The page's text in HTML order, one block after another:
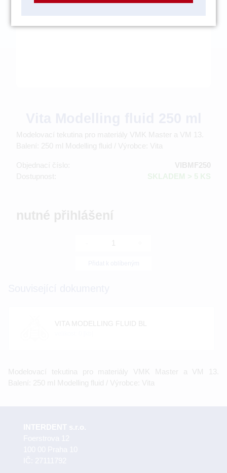
Modelovací tekutina pro materiály VMK Master a VM 13.
Balení: 250 ml Modelling fluid / Výrobce: Vita
Objednací číslo:
VIBMF250
Dostupnost:
SKLADEM > 5 KS
nutné přihlášení
VITA MODELLING FLUID BL
Modelovací tekutina pro materiály VMK Master a VM 13.
Balení: 250 ml Modelling fluid / Výrobce: Vita